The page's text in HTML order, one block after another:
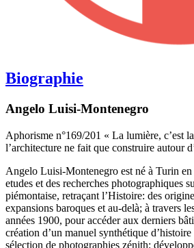
Biographie
Angelo Luisi-Montenegro
Aphorisme n°169/201 « La lumière, c’est
l’architecture ne fait que construire autour
Angelo Luisi-Montenegro est né à Turin
etudes et des recherches photographiques
piémontaise, retraçant l’Histoire: des
expansions baroques et au-delà; à travers
années 1900, pour accéder aux derniers
création d’un manuel synthétique
sélection de photographies zénith;